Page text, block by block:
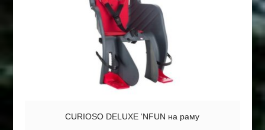
CURIOSO DELUXE ‘NFUN на раму